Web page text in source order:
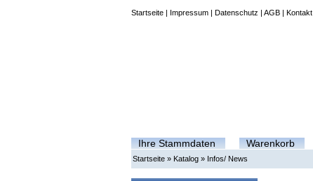
Startseite | Impressum | Datenschutz | AGB | Kontakt
Ihre Stammdaten Warenkorb
Startseite » Katalog » Infos/ News